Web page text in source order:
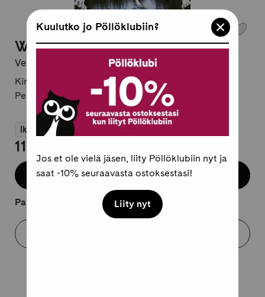
Weed 58
Veri ja viha
Kirjailija:
Yoshihiro Takahashi
Pehmeäkantinen, suomi
Ikäsuositus 12+
11,95 €
Tilaa ennakkoon
Painos loppu, tulossa vko 46/2026.
Kuulutko jo Pöllöklubiin?
Jos et ole vielä jäsen, liity Pöllöklubiin nyt ja
saat -10% seuraavasta ostoksestasi!
Liity nyt